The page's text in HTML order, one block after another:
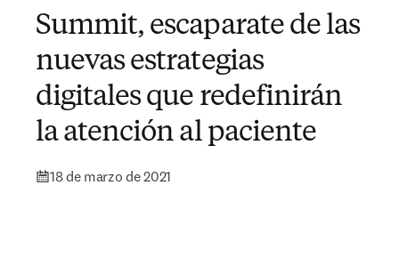
Summit, escaparate de las
nuevas estrategias
digitales que redefinirán
la atención al paciente
18 de marzo de 2021